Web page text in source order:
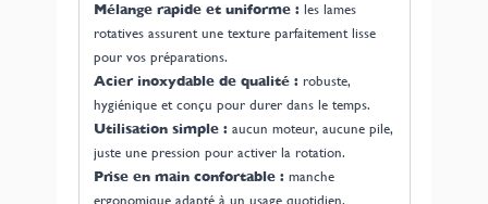
Mélange rapide et uniforme :les lames
rotatives assurent une texture parfaitement lisse
pour vos préparations.
Acier inoxydable de qualité :robuste,
hygiénique et conçu pour durer dans le temps.
Utilisation simple :aucun moteur, aucune pile,
juste une pression pour activer la rotation.
Prise en main confortable :manche
ergonomique adapté à un usage quotidien.